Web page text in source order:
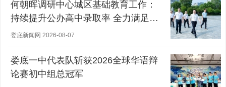
何朝晖调研中心城区基础教育工作：
持续提升公办高中录取率 全力满足群
众对优质教育的需求
娄底新闻网 2026-08-07
娄底一中代表队斩获2026全球华语辩
论赛初中组总冠军